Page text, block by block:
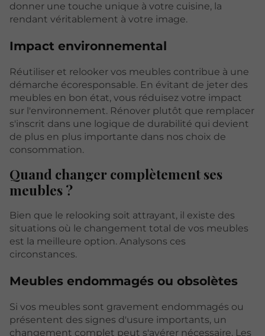
donner une touche unique à votre cuisine, la
rendant véritablement à votre image.
Impact environnemental
Réutiliser et relooker vos meubles contribue à une
démarche écoresponsable. En évitant de jeter des
meubles en bon état, vous réduisez votre impact
sur l'environnement. Rénover plutôt que remplacer
s'inscrit dans une logique de durabilité qui devient
de plus en plus importante dans nos choix de
consommation.
Quand changer complètement ses
meubles ?
Bien que le relooking soit attrayant, il existe des
situations où le changement total de vos meubles
est la meilleure option. Analysons ces
circonstances.
Meubles endommagés ou obsolètes
Si vos meubles sont gravement endommagés ou
présentent des signes d'usure importants, un
changement complet peut s'avérer nécessaire. Les